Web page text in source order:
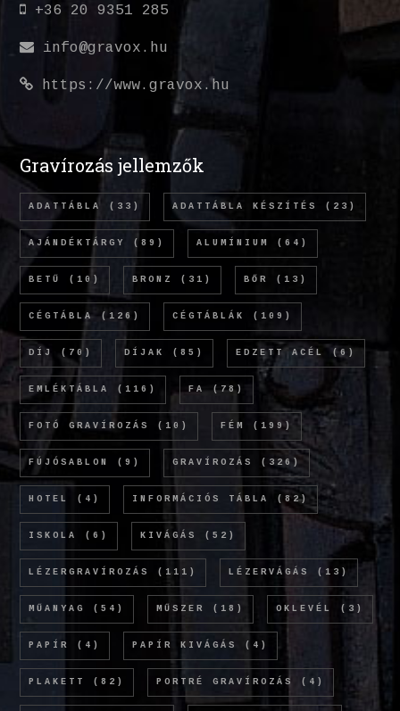
+36 20 9351 285
info@gravox.hu
https://www.gravox.hu
Gravírozás jellemzők
ADATTÁBLA (33) ADATTÁBLA KÉSZÍTÉS (23)
AJÁNDÉKTÁRGY (89) ALUMÍNIUM (64)
BETŰ (10) BRONZ (31) BŐR (13)
CÉGTÁBLA (126) CÉGTÁBLÁK (109)
DÍJ (70) DÍJAK (85) EDZETT ACÉL (6)
EMLÉKTÁBLA (116) FA (78)
FOTÓ GRAVÍROZÁS (10) FÉM (199)
FÚJÓSABLON (9) GRAVÍROZÁS (326)
HOTEL (4) INFORMÁCIÓS TÁBLA (82)
ISKOLA (6) KIVÁGÁS (52)
LÉZERGRAVÍROZÁS (111) LÉZERVÁGÁS (13)
MŰANYAG (54) MŰSZER (18) OKLEVÉL (3)
PAPÍR (4) PAPÍR KIVÁGÁS (4)
PLAKETT (82) PORTRÉ GRAVÍROZÁS (4)